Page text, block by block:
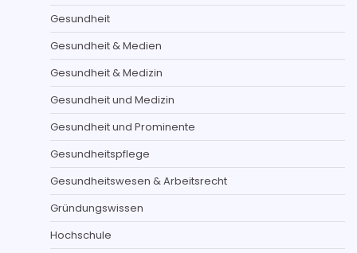
Gesundheit
Gesundheit & Medien
Gesundheit & Medizin
Gesundheit und Medizin
Gesundheit und Prominente
Gesundheitspflege
Gesundheitswesen & Arbeitsrecht
Gründungswissen
Hochschule